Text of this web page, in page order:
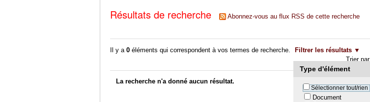
Résultats de recherche Abonnez-vous au flux RSS de cette recherche
Il y a 0éléments qui correspondent à vos termes de recherche. Filtrer les résultats
Type d'élément
Sélectionner tout/rien
Document
Trier par
La recherche n'a donné aucun résultat.